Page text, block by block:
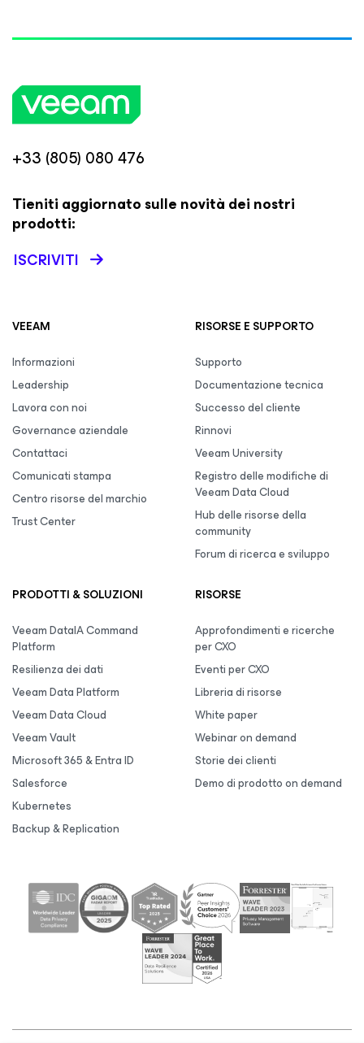
+33 (805) 080 476
Tieniti aggiornato sulle novità dei nostri
prodotti:
ISCRIVITI
VEEAM
Informazioni
Leadership
Lavora con noi
Governance aziendale
Contattaci
Comunicati stampa
Centro risorse del marchio
Trust Center
RISORSE E SUPPORTO
Supporto
Documentazione tecnica
Successo del cliente
Rinnovi
Veeam University
Registro delle modifiche di
Veeam Data Cloud
Hub delle risorse della
community
Forum di ricerca e sviluppo
PRODOTTI & SOLUZIONI
Veeam DataIA Command
Platform
Resilienza dei dati
Veeam Data Platform
Veeam Data Cloud
Veeam Vault
Microsoft 365 & Entra ID
Salesforce
Kubernetes
Backup & Replication
RISORSE
Approfondimenti e ricerche
per CXO
Eventi per CXO
Libreria di risorse
White paper
Webinar on demand
Storie dei clienti
Demo di prodotto on demand